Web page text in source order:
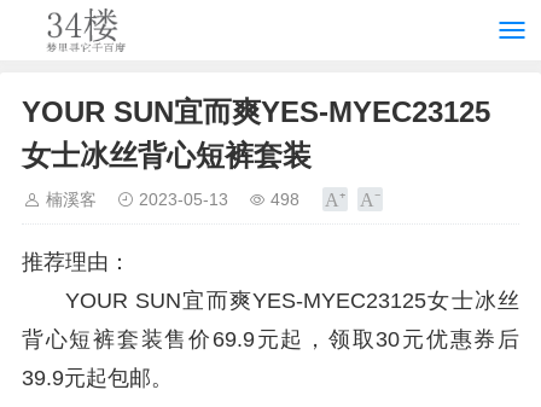
YOUR SUN宜而爽YES-MYEC23125
女士冰丝背心短裤套装
楠溪客 2023-05-13 498
推荐理由：
YOUR SUN宜而爽YES-MYEC23125女士冰丝
背心短裤套装售价69.9元起，领取30元优惠券后
39.9元起包邮。